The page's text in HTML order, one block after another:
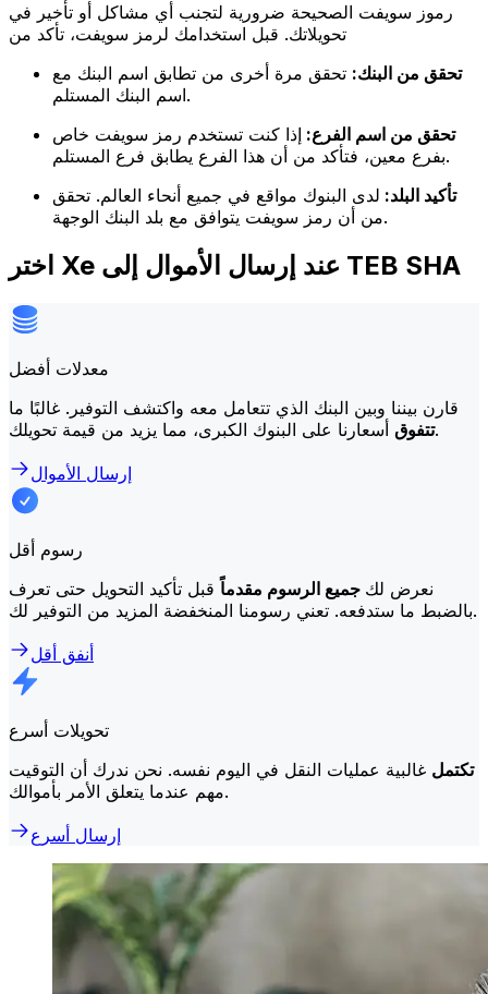
رموز سويفت الصحيحة ضرورية لتجنب أي مشاكل أو تأخير في
تحويلاتك. قبل استخدامك لرمز سويفت، تأكد من
تحقق من البنك: تحقق مرة أخرى من تطابق اسم البنك مع
اسم البنك المستلم.
تحقق من اسم الفرع: إذا كنت تستخدم رمز سويفت خاص
بفرع معين، فتأكد من أن هذا الفرع يطابق فرع المستلم.
تأكيد البلد: لدى البنوك مواقع في جميع أنحاء العالم. تحقق
من أن رمز سويفت يتوافق مع بلد البنك الوجهة.
اختر Xe عند إرسال الأموال إلى TEB SHA
معدلات أفضل
قارن بيننا وبين البنك الذي تتعامل معه واكتشف التوفير. غالبًا ما
تتفوقأسعارنا على البنوك الكبرى، مما يزيد من قيمة تحويلك.
إرسال الأموال
رسوم أقل
نعرض لك جميع الرسوم مقدماًقبل تأكيد التحويل حتى تعرف
بالضبط ما ستدفعه. تعني رسومنا المنخفضة المزيد من التوفير لك.
أنفق أقل
تحويلات أسرع
تكتمل غالبية عمليات النقل في اليوم نفسه. نحن ندرك أن التوقيت
مهم عندما يتعلق الأمر بأموالك.
إرسال أسرع